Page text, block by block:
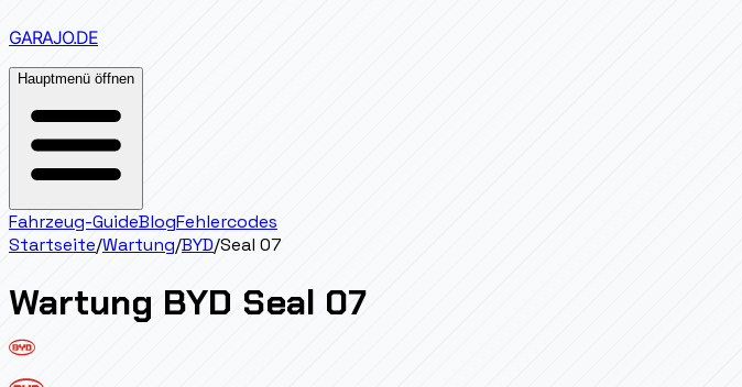
GARAJO.DE
Hauptmenü öffnen
Fahrzeug-GuideBlogFehlercodes
Startseite/Wartung/BYD/Seal 07
Wartung BYD Seal 07